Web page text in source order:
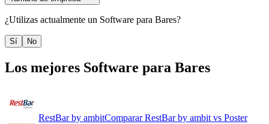
¿Utilizas actualmente un Software para Bares?
Sí No
Los mejores Software para Bares
RestBar by ambitComparar RestBar by ambitvs Poster